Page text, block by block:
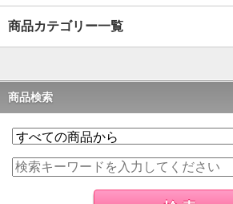
商品カテゴリー一覧
商品検索